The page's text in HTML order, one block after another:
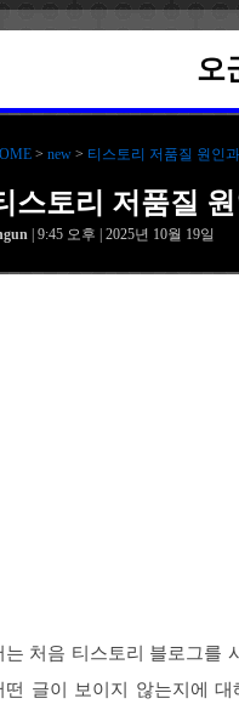
오
> new > 티스토리 저품질 원인
스토리 저품질
| 9:45 오후 | 2025년 10월 19일
는 처음 티스토리 블로그를
떤 글이 보이지 않는지에